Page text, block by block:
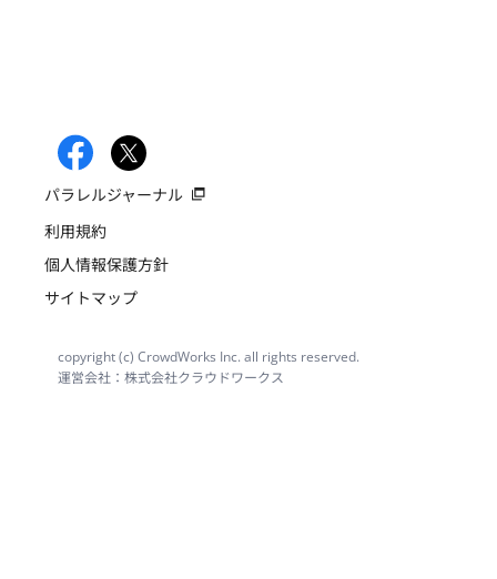
パラレルジャーナル
利用規約
個人情報保護方針
サイトマップ
copyright (c) CrowdWorks Inc. all rights reserved.
運営会社：株式会社クラウドワークス